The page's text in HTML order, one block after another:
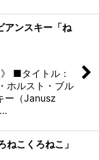
アンスキー「ね
■タイトル：
ホルスト・ブル
ー（Janusz
ねこくろねこ」